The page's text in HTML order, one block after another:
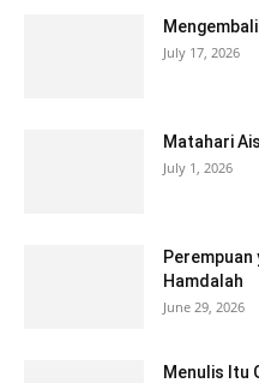
July 17, 2026
Matahari
July 1, 2026
Perempuan
Hamdalah
June 29, 2026
Menulis Itu